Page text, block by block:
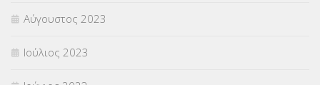
Αύγουστος 2023
Ιούλιος 2023